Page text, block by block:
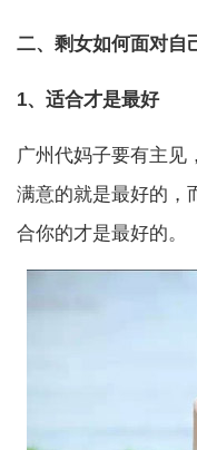
二、剩女如何面对自
1、适合才是最好
广州代妈子要有主见
满意的就是最好的，
合你的才是最好的。